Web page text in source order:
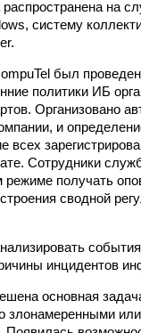
на
систему
был
политики ИБ
Организовано
и
всех
Сотрудники
получать
сводной
инцидентов
основная
злонамеренными